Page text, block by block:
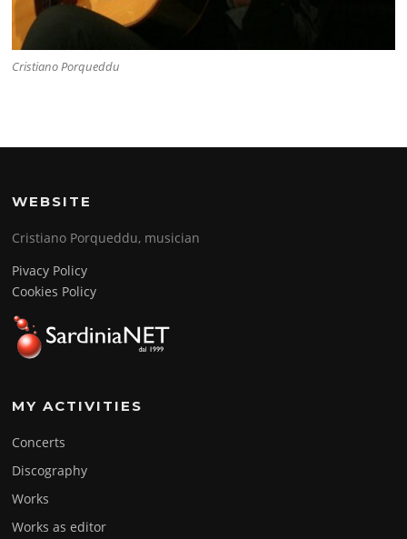
Cristiano Porqueddu
WEBSITE
Cristiano Porqueddu, musician
Pivacy Policy
Cookies Policy
MY ACTIVITIES
Concerts
Discography
Works
Works as editor